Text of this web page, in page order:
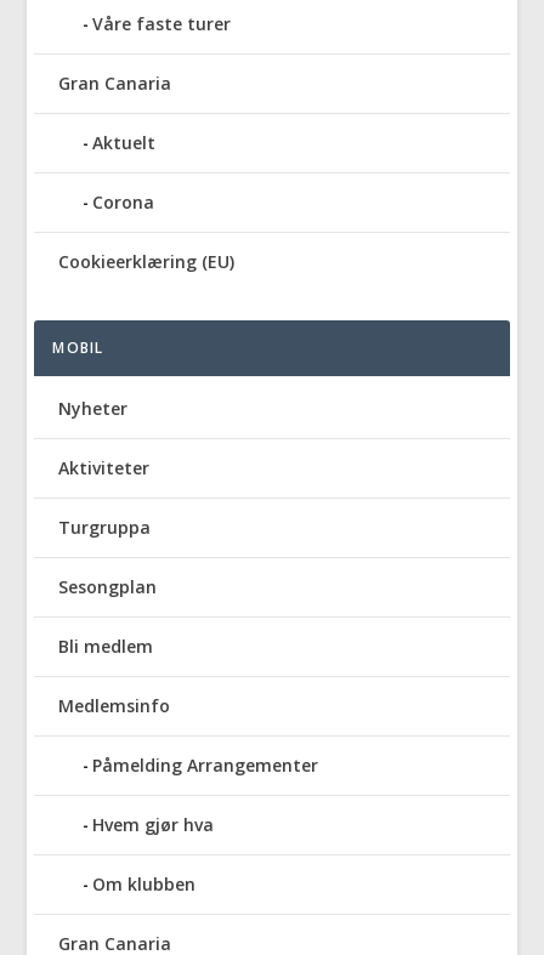
Våre faste turer
Gran Canaria
Aktuelt
Corona
Cookieerklæring (EU)
MOBIL
Nyheter
Aktiviteter
Turgruppa
Sesongplan
Bli medlem
Medlemsinfo
Påmelding Arrangementer
Hvem gjør hva
Om klubben
Gran Canaria